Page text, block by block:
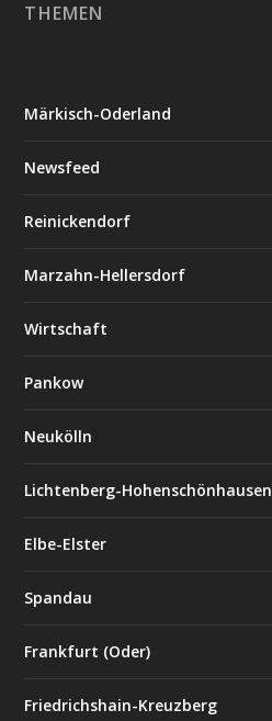
THEMEN
Märkisch-Oderland
Newsfeed
Reinickendorf
Marzahn-Hellersdorf
Wirtschaft
Pankow
Neukölln
Lichtenberg-Hohenschönhausen
Elbe-Elster
Spandau
Frankfurt (Oder)
Friedrichshain-Kreuzberg